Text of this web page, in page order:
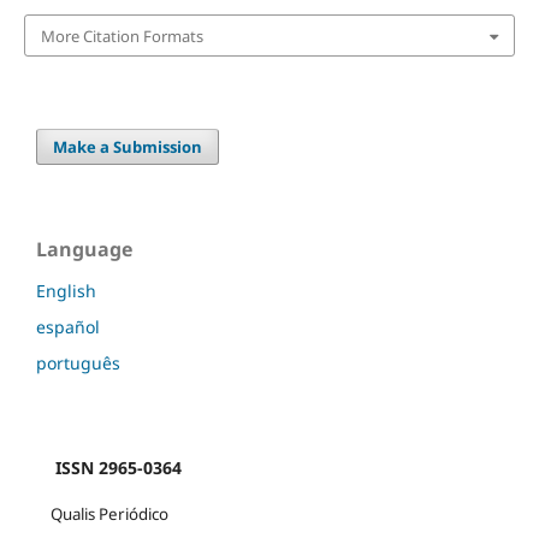
More Citation Formats
Make a Submission
Language
English
español
português
ISSN 2965-0364
Qualis Periódico